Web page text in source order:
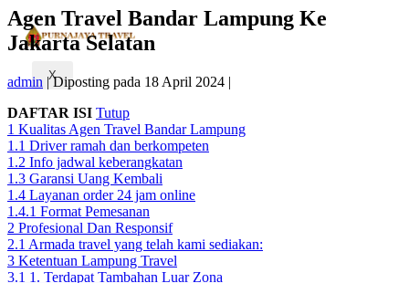
X
Agen Travel Bandar Lampung Ke
Jakarta Selatan
admin |Diposting pada 18 April 2024 |
DAFTAR ISI Tutup
1 Kualitas Agen Travel Bandar Lampung
1.1 Driver ramah dan berkompeten
1.2 Info jadwal keberangkatan
1.3 Garansi Uang Kembali
1.4 Layanan order 24 jam online
1.4.1 Format Pemesanan
2 Profesional Dan Responsif
2.1 Armada travel yang telah kami sediakan:
3 Ketentuan Lampung Travel
3.1 1. Terdapat Tambahan Luar Zona